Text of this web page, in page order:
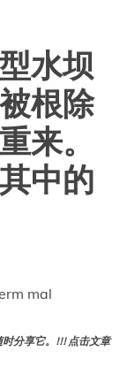
水坝
根除
来。
中的
mal
分享它。!!! 点击文章